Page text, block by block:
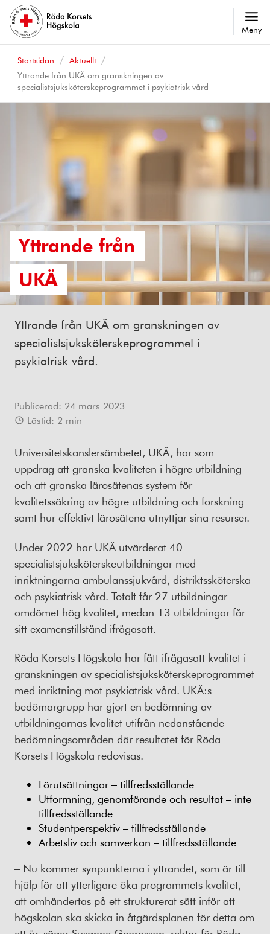
Meny
Startsidan
Aktuellt
Yttrande från UKÄ om granskningen av
specialistsjuksköterskeprogrammet i psykiatrisk vård
Yttrande från
UKÄ
Yttrande från UKÄ om granskningen av
specialistsjuksköterskeprogrammet i
psykiatrisk vård.
Publicerad: 24 mars 2023
Lästid: 2 min
Universitetskanslersämbetet, UKÄ, har som
uppdrag att granska kvaliteten i högre utbildning
och att granska lärosätenas system för
kvalitetssäkring av högre utbildning och forskning
samt hur effektivt lärosätena utnyttjar sina resurser.
Under 2022 har UKÄ utvärderat 40
specialistsjuksköterskeutbildningar med
inriktningarna ambulanssjukvård, distriktssköterska
och psykiatrisk vård. Totalt får 27 utbildningar
omdömet hög kvalitet, medan 13 utbildningar får
sitt examenstillstånd ifrågasatt.
Röda Korsets Högskola har fått ifrågasatt kvalitet i
granskningen av specialistsjuksköterskeprogrammet
med inriktning mot psykiatrisk vård. UKÄ:s
bedömargrupp har gjort en bedömning av
utbildningarnas kvalitet utifrån nedanstående
bedömningsområden där resultatet för Röda
Korsets Högskola redovisas.
Förutsättningar – tillfredsställande
Utformning, genomförande och resultat – inte
tillfredsställande
Studentperspektiv – tillfredsställande
Arbetsliv och samverkan – tillfredsställande
– Nu kommer synpunkterna i yttrandet, som är till
hjälp för att ytterligare öka programmets kvalitet,
att omhändertas på ett strukturerat sätt inför att
högskolan ska skicka in åtgärdsplanen för detta om